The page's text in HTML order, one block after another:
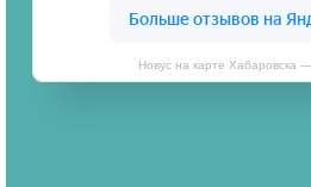
Новус на карте Хабаровска